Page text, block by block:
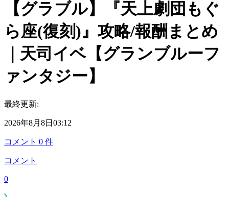
【グラブル】『天上劇団もぐ
ら座(復刻)』攻略/報酬まとめ
｜天司イベ【グランブルーフ
ァンタジー】
最終更新:
2026年8月8日03:12
コメント 0 件
コメント
0